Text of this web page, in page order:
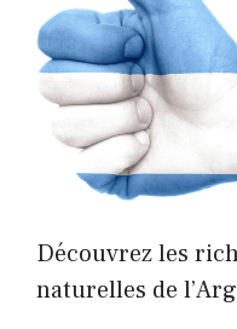
Découvrez les
naturelles de